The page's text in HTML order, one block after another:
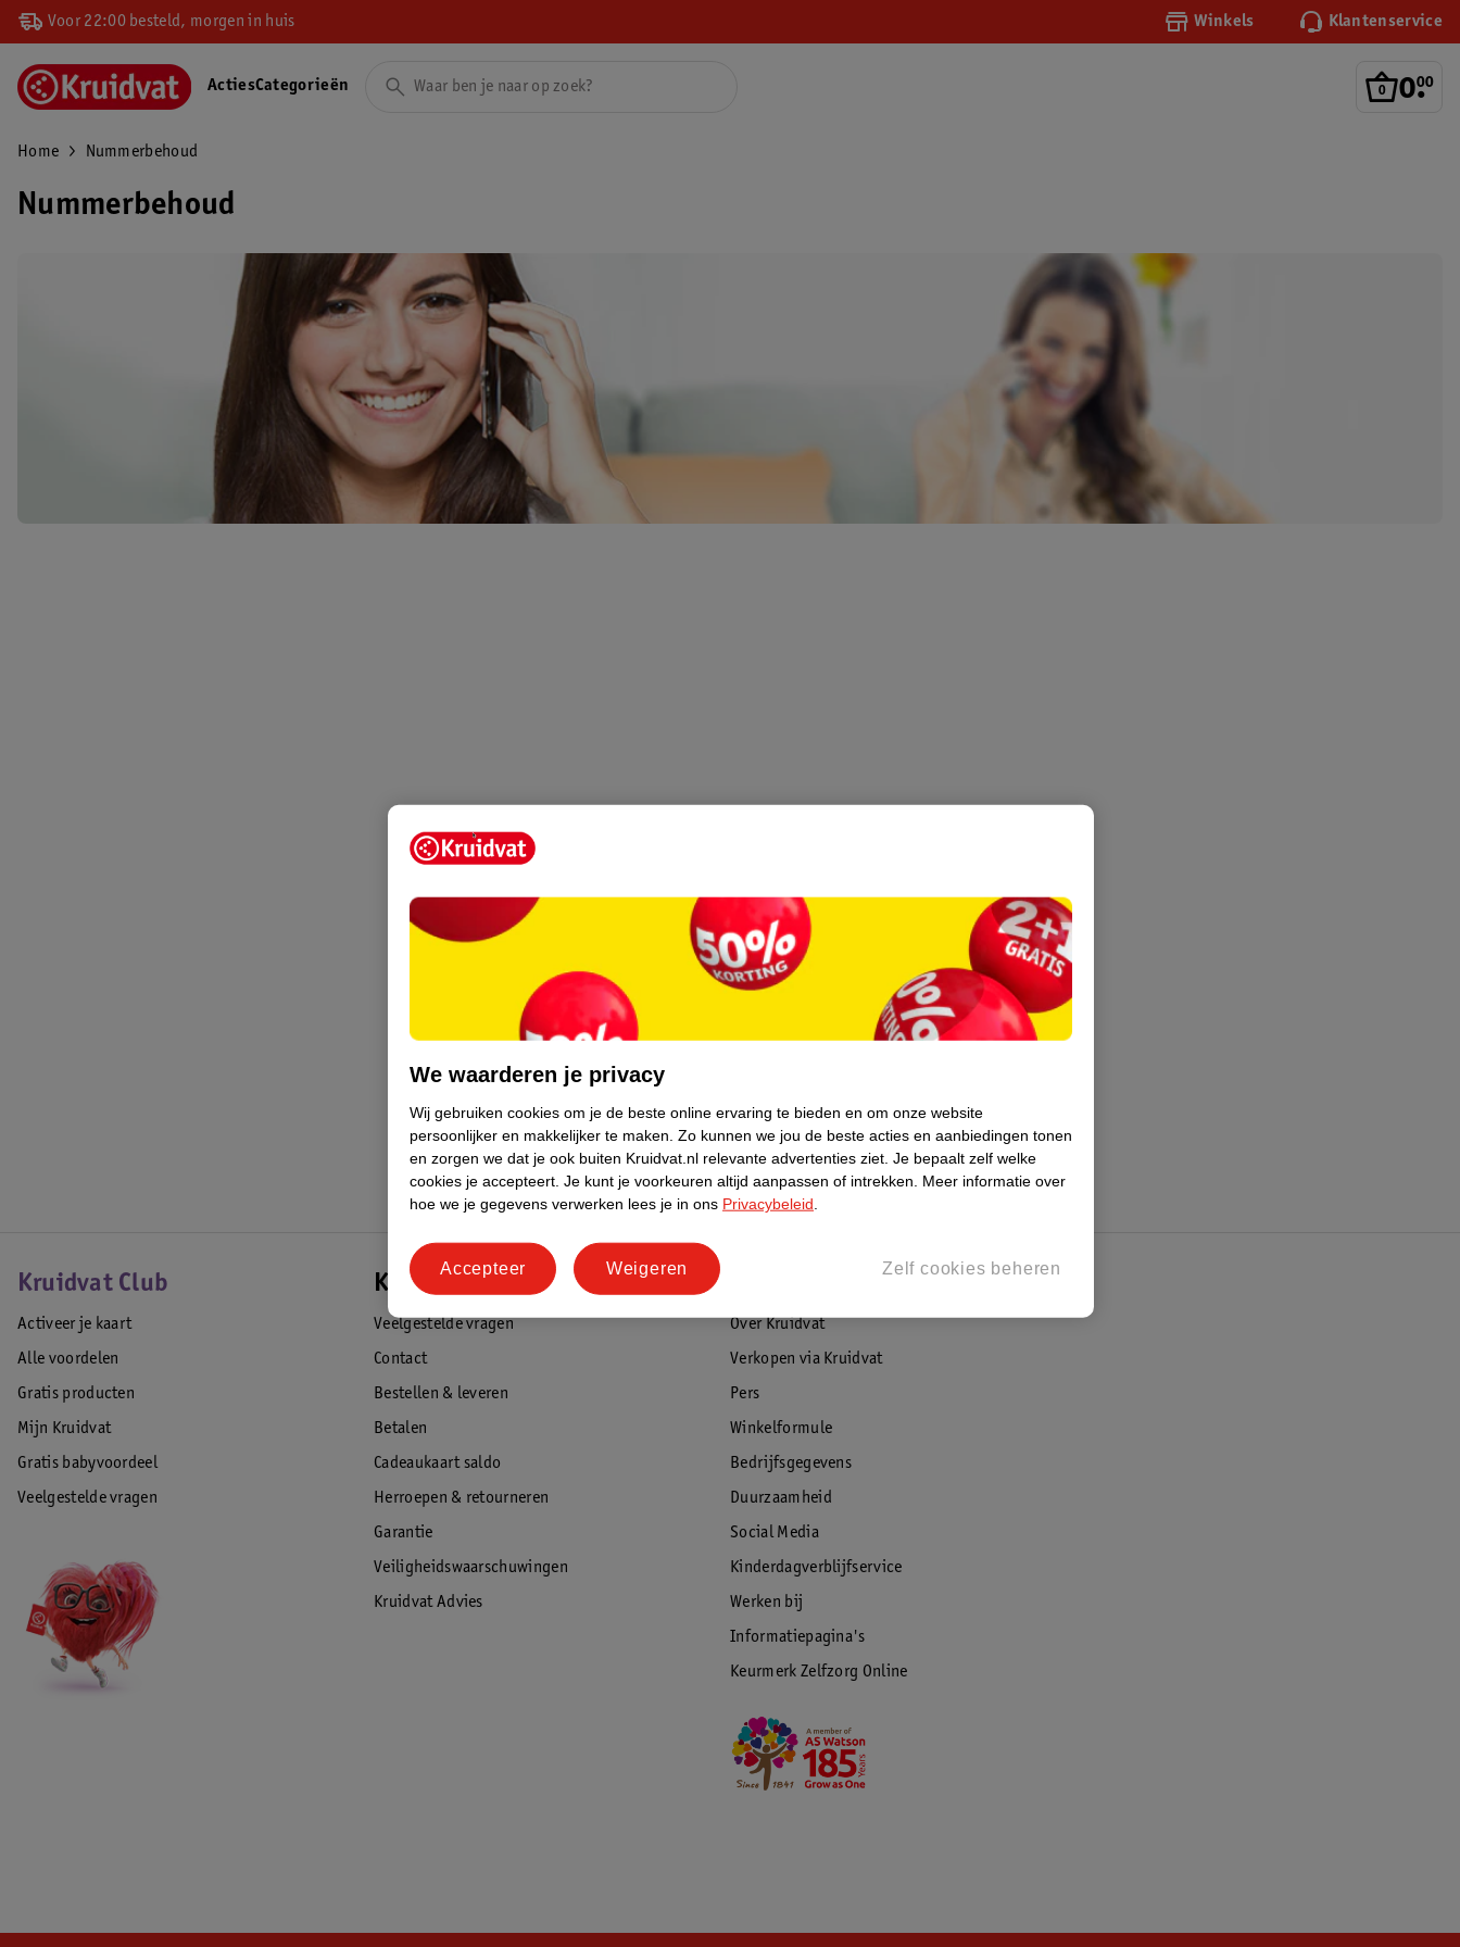
Voor 22:00 besteld, morgen in huis Winkels Klantenservice
0.
00
ActiesCategorieën
Home Nummerbehoud
Nummerbehoud
Kruidvat Club
Activeer je kaart
Alle voordelen
Gratis producten
Mijn Kruidvat
Gratis babyvoordeel
Veelgestelde vragen
Klantenservice
Veelgestelde vragen
Contact
Bestellen & leveren
Betalen
Cadeaukaart saldo
Herroepen & retourneren
Garantie
Veiligheidswaarschuwingen
Kruidvat Advies
Over Kruidvat
Verkopen via Kruidvat
Pers
Winkelformule
Bedrijfsgegevens
Duurzaamheid
Social Media
Kinderdagverblijfservice
Werken bij
Informatiepagina's
Keurmerk Zelfzorg Online
We waarderen je privacy
Wij gebruiken cookies om je de beste online ervaring te bieden en om onze website
persoonlijker en makkelijker te maken. Zo kunnen we jou de beste acties en aanbiedingen tonen
en zorgen we dat je ook buiten Kruidvat.nl relevante advertenties ziet. Je bepaalt zelf welke
cookies je accepteert. Je kunt je voorkeuren altijd aanpassen of intrekken.
Meer informatie over
hoe we je gegevens verwerken lees je in ons Privacybeleid
Zelf cookies beheren
Weigeren
Accepteer